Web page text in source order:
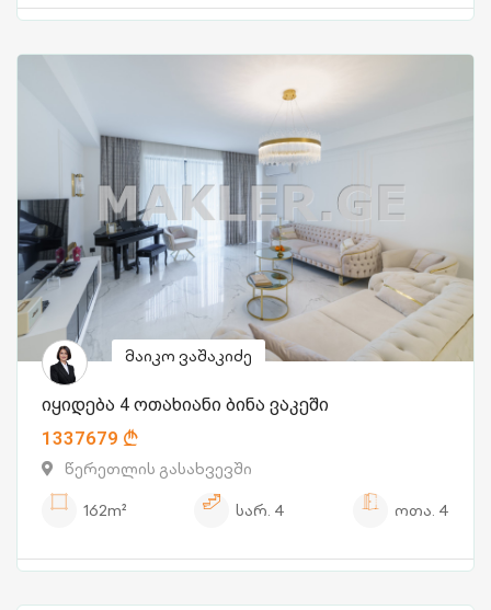
მაიკო ვაშაკიძე
იყიდება 4 ოთახიანი ბინა ვაკეში
1337679
წერეთლის გასახვევში
162m²
სარ. 4 ოთა. 4